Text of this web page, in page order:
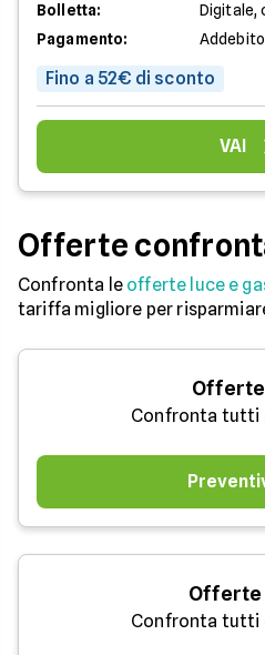
Bolletta:
Digitale,
Pagamento:
Fino a 52€ di sconto
VAI
Offerte
Confronta le offerte luce e
tariffa migliore per
Offerte
Confronta tutti
Offerte
Confronta tutti